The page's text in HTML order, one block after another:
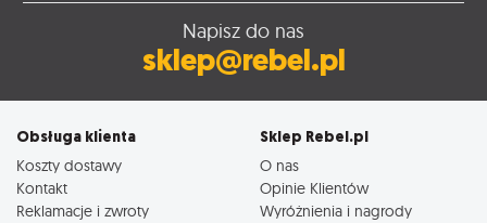
Napisz do nas
sklep@rebel.pl
Obsługa klienta
Koszty dostawy
Kontakt
Reklamacje i zwroty
Sklep Rebel.pl
O nas
Opinie Klientów
Wyróżnienia i nagrody